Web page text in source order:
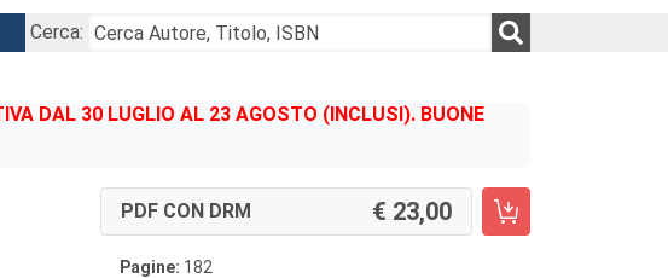
Cerca:
DAL 30 LUGLIO AL 23 AGOSTO (INCLUSI). BUONE
PDF CON DRM 23,00
Pagine: 182